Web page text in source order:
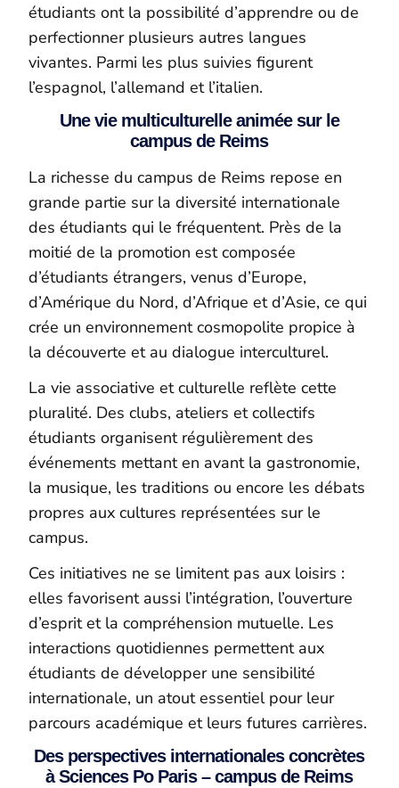
étudiants ont la possibilité d’apprendre ou de
perfectionner plusieurs autres langues
vivantes. Parmi les plus suivies figurent
l’espagnol, l’allemand et l’italien.
Une vie multiculturelle animée sur le
campus de Reims
La richesse du campus de Reims repose en
grande partie sur la diversité internationale
des étudiants qui le fréquentent. Près de la
moitié de la promotion est composée
d’étudiants étrangers, venus d’Europe,
d’Amérique du Nord, d’Afrique et d’Asie, ce qui
crée un environnement cosmopolite propice à
la découverte et au dialogue interculturel.
La vie associative et culturelle reflète cette
pluralité. Des clubs, ateliers et collectifs
étudiants organisent régulièrement des
événements mettant en avant la gastronomie,
la musique, les traditions ou encore les débats
propres aux cultures représentées sur le
campus.
Ces initiatives ne se limitent pas aux loisirs :
elles favorisent aussi l’intégration, l’ouverture
d’esprit et la compréhension mutuelle. Les
interactions quotidiennes permettent aux
étudiants de développer une sensibilité
internationale, un atout essentiel pour leur
parcours académique et leurs futures carrières.
Des perspectives internationales concrètes
à Sciences Po Paris – campus de Reims